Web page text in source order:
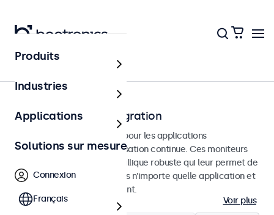
Accueil
Moniteurs pour l'intégration
Moniteurs intégrés conçus pour les applications
professionnelles et une utilisation continue. Ces moniteurs
disposent d'un châssis métallique robuste qui leur permet de
s'intégrer parfaitement dans n'importe quelle application et
n'importe quel environnement.
Voir plus
Produits
Industries
Applications
Solutions sur mesure
Connexion
Français